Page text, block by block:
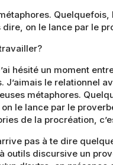
Quelquefois,
dire, on le lance par le
hésité un moment
J’aimais le relationnel
métaphores.
le lance par le
de la procréation,
pas à te dire
outils discursive un